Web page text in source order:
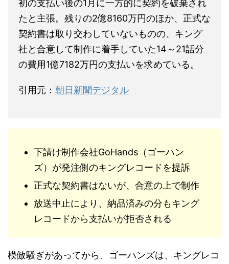
初の支払い後の1月に一方的に契約を破棄され
たと主張。残りの2億8160万円のほか、正式な
契約書は取り交わしていないものの、キング
社と合意して制作に着手していた14～21話分
の費用1億7182万円の支払いを求めている。
引用元： 朝日新聞デジタル
下請け制作会社GoHands（ゴーハン
ズ）が発注側のキングレコードを提訴
正式な契約書はないが、合意の上で制作
放送中止により、納品済みの分もキング
レコードから支払いが拒否される
模倣騒ぎがあってから、ゴーハンズは、キングレコ